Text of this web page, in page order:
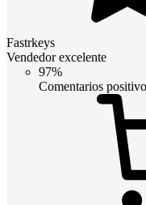
Fastrkeys
Vendedor excelente
97%
Comentarios